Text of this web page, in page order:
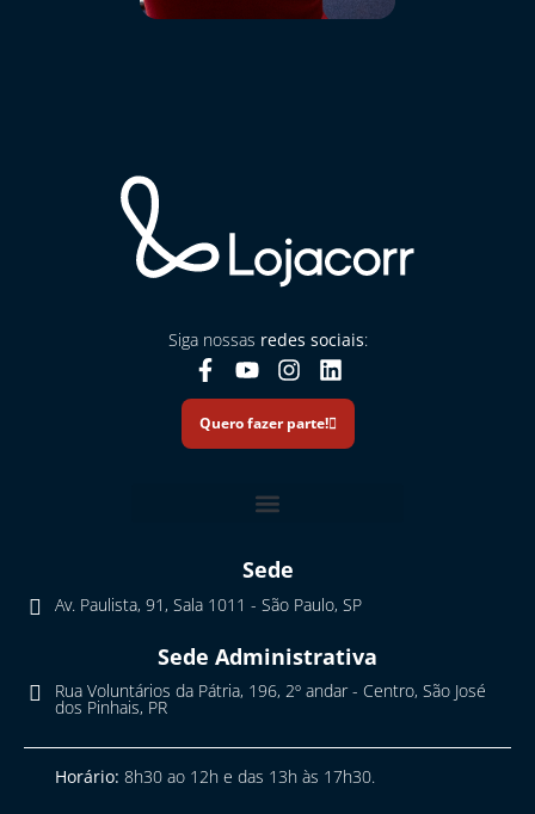
Siga nossas redes sociais:
Quero fazer parte!
Sede
Av. Paulista, 91, Sala 1011 - São Paulo, SP
Sede Administrativa
Rua Voluntários da Pátria, 196, 2º andar - Centro, São José
dos Pinhais, PR
Horário: 8h30 ao 12h e das 13h às 17h30.